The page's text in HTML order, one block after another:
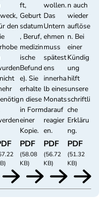
den
ft,
Geburt
sdatum
, Beruf,
medizin
ische
Befund
e). Sie
erhalte
n diese
in Form
einer
Kopie.
PDF
(58.08
KB)
wollen.
Das
Untern
ehmen
muss
spätest
ens
innerha
lb eines
Monats
darauf
reagier
en.
PDF
(56.72
KB)
n auch
wieder
auflöse
n. Bei
einer
Kündig
ung
hilft
unsere
schriftli
che
Erkläru
ng.
PDF
(51.32
KB)